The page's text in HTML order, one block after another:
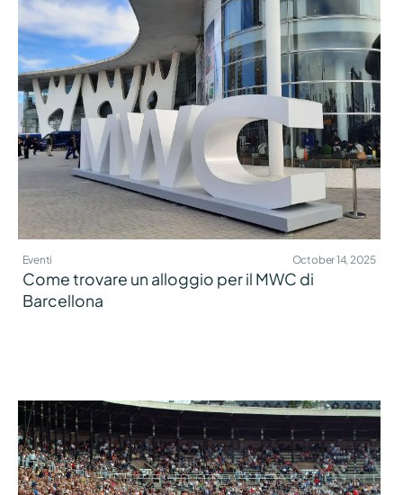
Eventi October 14, 2025
Come trovare un alloggio per il MWC di
Barcellona